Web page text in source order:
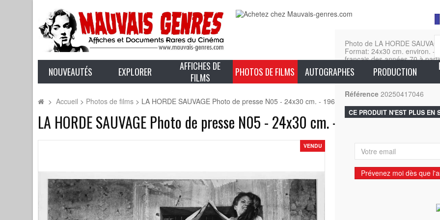
NOUVEAUTÉS EXPLORER
AFFICHES DE
FILMS
PHOTOS DE FILMS AUTOGRAPHES PRODUCTION
> Accueil > Photos de films > LA HORDE SAUVAGE Photo de presse N05 - 24x30 cm. - 1969/R1970 - Sam Peckinpah, Robert
LA HORDE SAUVAGE Photo de presse N05 - 24x30 cm. - 1969/R1970 -
VENDU
Photo de LA HORDE
Format: 24x30 cm. environ. -
français des années 70 à
En
Référence 20250417046
CE PRODUIT N'EST PLUS EN
Prévenez moi dès que